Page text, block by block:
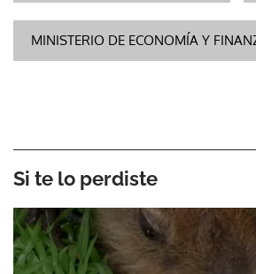
MINISTERIO DE ECONOMÍA Y
Si te lo perdiste